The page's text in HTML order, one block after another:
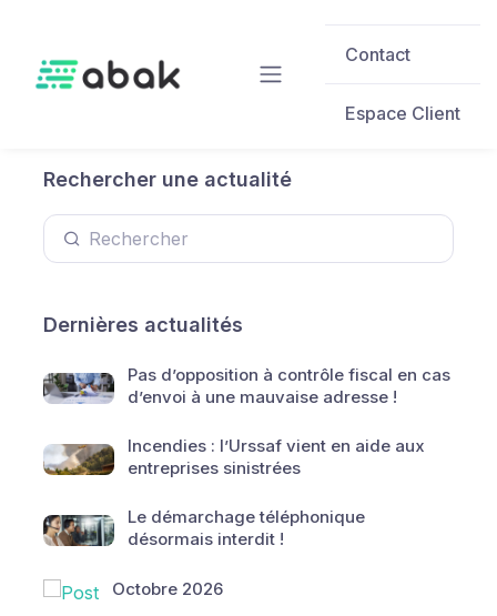
Contact
Espace Client
Rechercher une actualité
Dernières actualités
Pas d’opposition à contrôle fiscal en cas
d’envoi à une mauvaise adresse !
Incendies : l’Urssaf vient en aide aux
entreprises sinistrées
Le démarchage téléphonique
désormais interdit !
Octobre 2026